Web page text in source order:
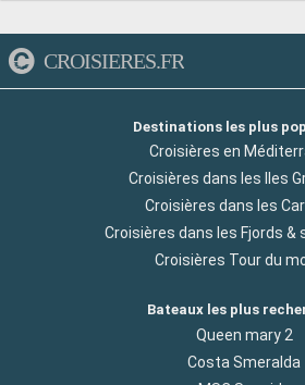
CROISIERES.FR
Destinations les plus
Croisières en
Croisières dans les Iles
Croisières dans les
Croisières dans les Fjords &
Croisières Tour du
Bateaux les plus
Queen mary 2
Costa Smeralda